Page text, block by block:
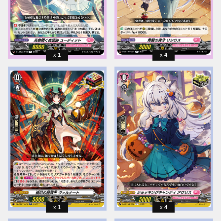
1 4
1 4